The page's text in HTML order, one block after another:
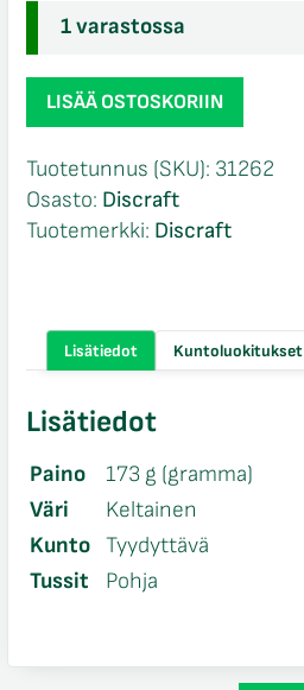
1 varastossa
Discraft
D
Soft
Magnet
määrä
LISÄÄ OSTOSKORIIN
Tuotetunnus (SKU): 31262
Osasto: Discraft
Tuotemerkki: Discraft
Lisätiedot Kuntoluokitukset
Lisätiedot
Paino
173 g (gramma)
Väri
Keltainen
Kunto
Tyydyttävä
Tussit
Pohja